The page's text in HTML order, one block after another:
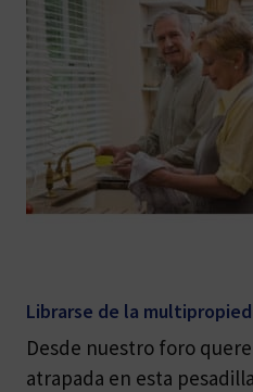
Librarse de la
Desde nuestro foro
atrapada en esta